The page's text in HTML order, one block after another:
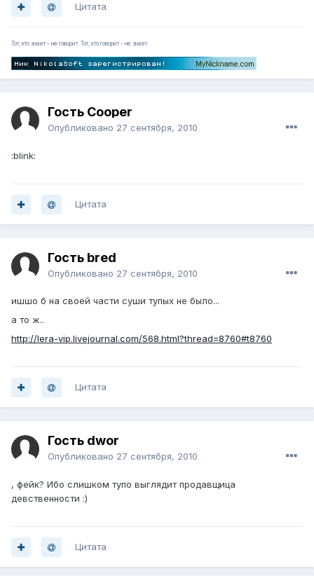
Цитата
Тот, кто знает - не говорит. Тот, кто говорит - не знает.
Гость Cooper
Опубликовано 27 сентября, 2010
:blink:
Цитата
Гость bred
Опубликовано 27 сентября, 2010
ишшо б на своей части суши тупых не было...
а то ж..
http://lera-vip.livejournal.com/568.html?thread=8760#t8760
Цитата
Гость dwor
Опубликовано 27 сентября, 2010
, фейк? Ибо слишком тупо выглядит продавщица
девственности :)
Цитата